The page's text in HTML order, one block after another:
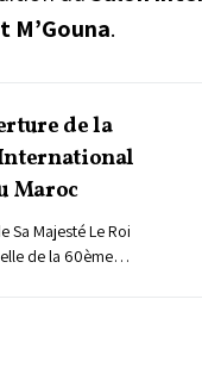
M’Gouna.
de la
Maroc
Sa Majesté Le Roi
de la 60ème